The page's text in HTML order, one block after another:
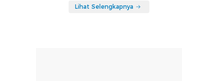
Lihat Selengkapnya